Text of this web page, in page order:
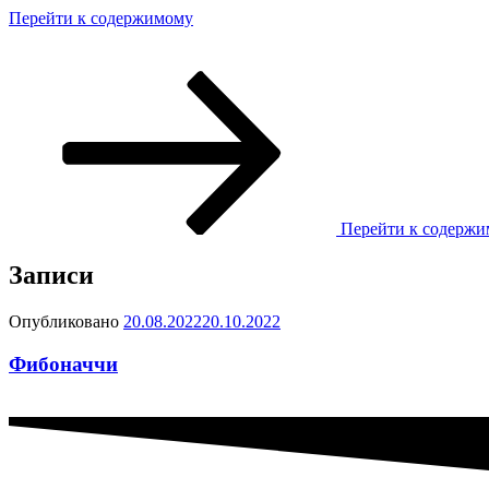
Перейти к содержимому
Перейти к
Записи
Опубликовано 20.08.202220.10.2022
Фибоначчи